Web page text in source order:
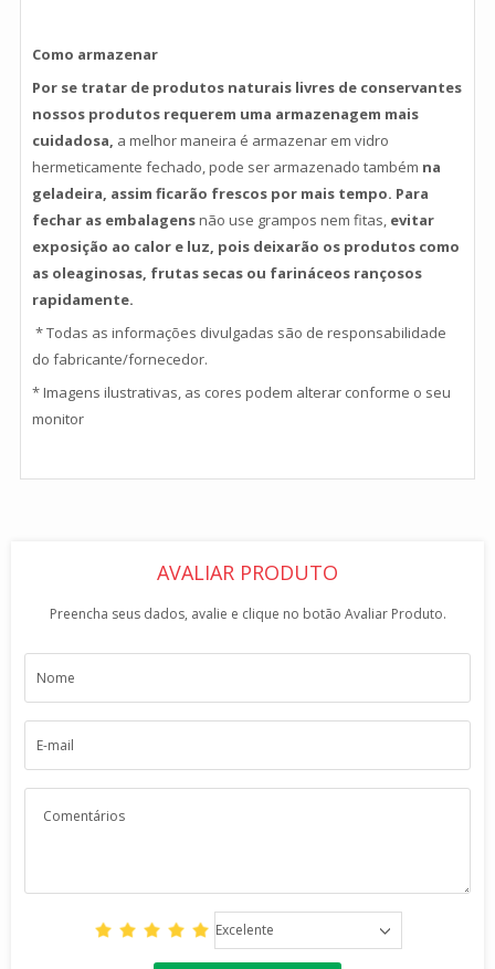
Como armazenar
Por se tratar de produtos naturais livres de conservantes
nossos produtos requerem uma armazenagem mais
cuidadosa, a melhormaneira é armazenar em vidro
hermeticamente fechado, pode ser armazenado também na
geladeira, assim ficarão frescos por mais tempo. Para
fechar as embalagensnão use grampos nem fitas evitar
exposição ao calor e luz, pois deixarão os produtos como
as oleaginosas, frutas secas ou farináceos rançosos
rapidamente.
* Todas as informações divulgadas são de responsabilidade
do fabricante/fornecedor.
* Imagens ilustrativas, as cores podem alterar conforme o seu
monitor
AVALIAR PRODUTO
Preencha seus dados, avalie e clique no botão Avaliar Produto.
Excelente